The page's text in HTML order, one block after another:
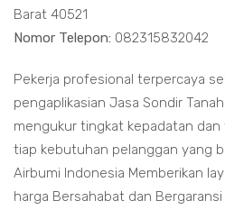
Barat 40521
Nomor Telepon: 082315832042
Pekerja profesional terpercaya
pengaplikasian Jasa Sondir
mengukur tingkat kepadatan
tiap kebutuhan pelanggan yang
Airbumi Indonesia Memberikan
harga Bersahabat dan